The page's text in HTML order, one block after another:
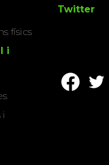
físics
i
i
Twitter